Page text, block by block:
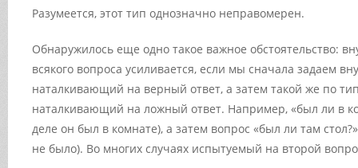
Разумеется, этот тип однозначно неправомерен.
Обнаружилось еще одно такое важное обстоятельство:
всякого вопроса усиливается, если мы сначала задаем
наталкивающий на верный ответ, а затем такой же по
наталкивающий на ложный ответ. Например, «был ли в
деле он был в комнате), а затем вопрос «был ли там
не было). Во многих случаях испытуемый на второй